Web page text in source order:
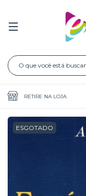
RETIRE NA LOJA
ESGOTADO